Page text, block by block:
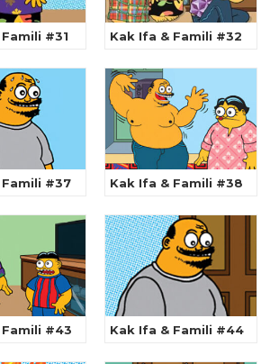
#31 Kak Ifa & Famili #32
#37 Kak Ifa & Famili #38
#43 Kak Ifa & Famili #44